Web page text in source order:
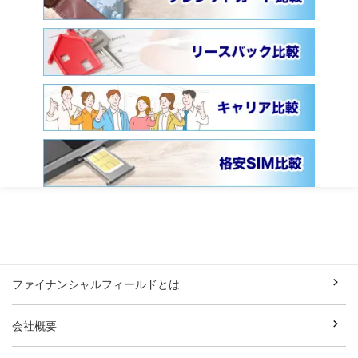
ファイナンシャルフィールドとは
会社概要